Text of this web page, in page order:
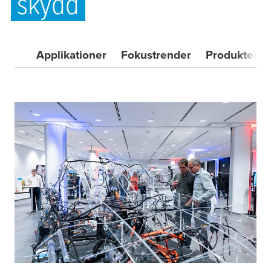
Applikationer Fokustrender Produkter